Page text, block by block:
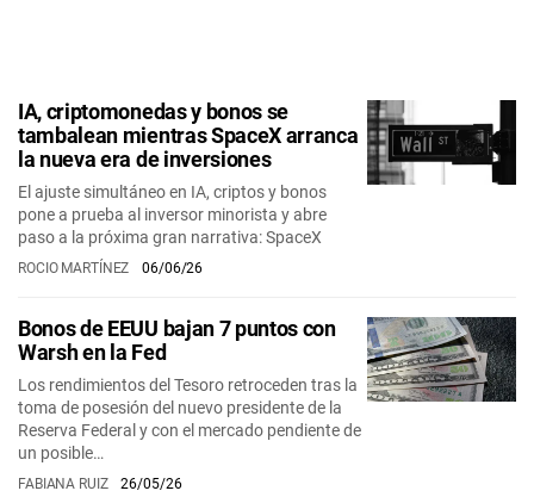
IA, criptomonedas y bonos se
tambalean mientras SpaceX arranca
la nueva era de inversiones
El ajuste simultáneo en IA, criptos y bonos
pone a prueba al inversor minorista y abre
paso a la próxima gran narrativa: SpaceX
ROCIO MARTÍNEZ 06/06/26
Bonos de EEUU bajan 7 puntos con
Warsh en la Fed
Los rendimientos del Tesoro retroceden tras la
toma de posesión del nuevo presidente de la
Reserva Federal y con el mercado pendiente de
un posible…
FABIANA RUIZ 26/05/26